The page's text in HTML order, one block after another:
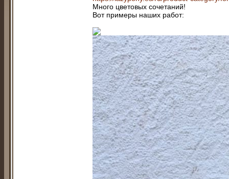
Много цветовых сочетаний!
Вот примеры наших работ: